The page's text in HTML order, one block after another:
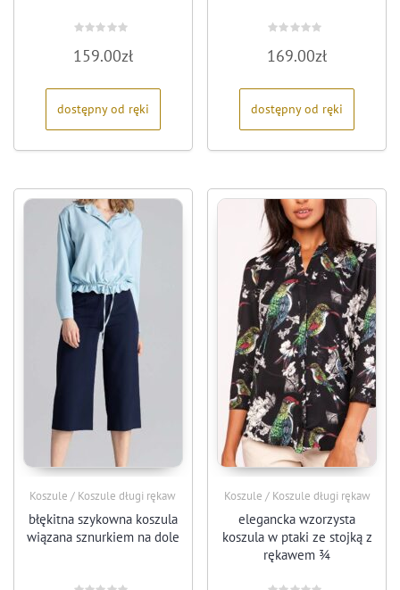
0
na
159.00zł
dostępny od ręki
0
na
169.00zł
dostępny od ręki
Koszule / Koszule długi rękaw
błękitna szykowna koszula
wiązana sznurkiem na dole
Koszule / Koszule długi rękaw
elegancka wzorzysta
koszula w ptaki ze stojką z
rękawem ¾